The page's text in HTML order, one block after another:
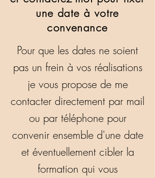
une date à votre
convenance
Pour que les dates ne soient
pas un frein à vos réalisations
je vous propose de me
contacter directement par mail
ou par téléphone pour
convenir ensemble d'une date
et éventuellement cibler la
formation qui vous